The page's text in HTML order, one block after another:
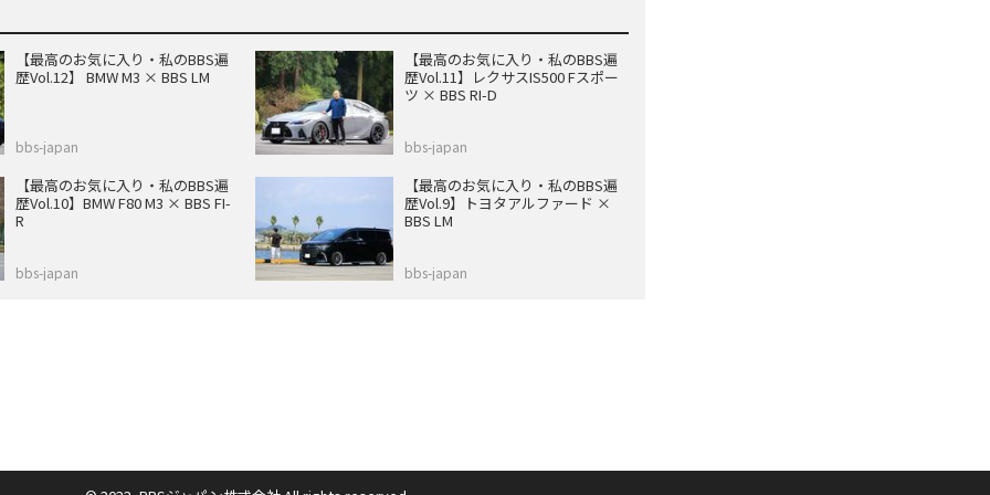
【最高のお気に入り・私のBBS遍
歴Vol.12】 BMW M3 × BBS LM
bbs-japan
【最高のお気に入り・私のBBS遍
歴Vol.11】レクサスIS500 Fスポー
ツ × BBS RI-D
bbs-japan
【最高のお気に入り・私のBBS遍
歴Vol.10】BMW F80 M3 × BBS FI-
R
bbs-japan
【最高のお気に入り・私のBBS遍
歴Vol.9】トヨタアルファード ×
BBS LM
bbs-japan